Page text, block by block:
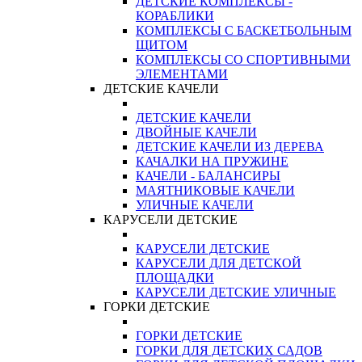
КОРАБЛИКИ
КОМПЛЕКСЫ С БАСКЕТБОЛЬНЫМ
ЩИТОМ
КОМПЛЕКСЫ СО СПОРТИВНЫМИ
ЭЛЕМЕНТАМИ
ДЕТСКИЕ КАЧЕЛИ
ДЕТСКИЕ КАЧЕЛИ
ДВОЙНЫЕ КАЧЕЛИ
ДЕТСКИЕ КАЧЕЛИ ИЗ ДЕРЕВА
КАЧАЛКИ НА ПРУЖИНЕ
КАЧЕЛИ - БАЛАНСИРЫ
МАЯТНИКОВЫЕ КАЧЕЛИ
УЛИЧНЫЕ КАЧЕЛИ
КАРУСЕЛИ ДЕТСКИЕ
КАРУСЕЛИ ДЕТСКИЕ
КАРУСЕЛИ ДЛЯ ДЕТСКОЙ
ПЛОЩАДКИ
КАРУСЕЛИ ДЕТСКИЕ УЛИЧНЫЕ
ГОРКИ ДЕТСКИЕ
ГОРКИ ДЕТСКИЕ
ГОРКИ ДЛЯ ДЕТСКИХ САДОВ